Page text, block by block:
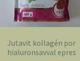
Jutavit kollagén por
hialuronsavval epres